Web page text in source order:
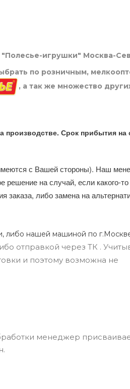
"Полесье-игрушки" Москва-
по розничным,
, а так же множество
производстве. Срок прибытия на
с Вашей стороны). Наш
решение на случай, если какого-
заказа, либо замена на
либо нашей машиной по
отправкой через ТК .
и поэтому возможна не
менеджер